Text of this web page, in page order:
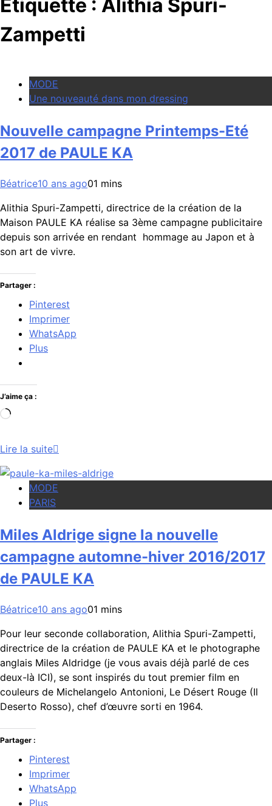
Étiquette : Alithia Spuri-
Zampetti
MODE
Une nouveauté dans mon dressing
Nouvelle campagne Printemps-Eté
2017 de PAULE KA
Béatrice10 ans ago01 mins
Alithia Spuri-Zampetti, directrice de la création de la
Maison PAULE KA réalise sa 3ème campagne publicitaire
depuis son arrivée en rendant hommage au Japon et à
son art de vivre.
Partager :
Pinterest
Imprimer
WhatsApp
Plus
J’aime ça :
Chargement…
Lire la suite
MODE
PARIS
Miles Aldrige signe la nouvelle
campagne automne-hiver 2016/2017
de PAULE KA
Béatrice10 ans ago01 mins
Pour leur seconde collaboration, Alithia Spuri-Zampetti,
directrice de la création de PAULE KA et le photographe
anglais Miles Aldridge (je vous avais déjà parlé de ces
deux-là ICI), se sont inspirés du tout premier film en
couleurs de Michelangelo Antonioni, Le Désert Rouge (Il
Deserto Rosso), chef d’œuvre sorti en 1964.
Partager :
Pinterest
Imprimer
WhatsApp
Plus